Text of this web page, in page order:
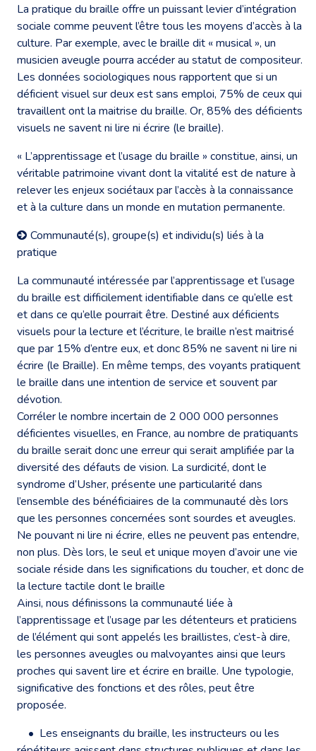
La pratique du braille offre un puissant levier d’intégration
sociale comme peuvent l’être tous les moyens d’accès à la
culture. Par exemple, avec le braille dit « musical », un
musicien aveugle pourra accéder au statut de compositeur.
Les données sociologiques nous rapportent que si un
déficient visuel sur deux est sans emploi, 75% de ceux qui
travaillent ont la maitrise du braille. Or, 85% des déficients
visuels ne savent ni lire ni écrire (le braille).
« L’apprentissage et l’usage du braille » constitue, ainsi, un
véritable patrimoine vivant dont la vitalité est de nature à
relever les enjeux sociétaux par l’accès à la connaissance
et à la culture dans un monde en mutation permanente.
Communauté(s), groupe(s) et individu(s) liés à la
pratique
La communauté intéressée par l’apprentissage et l’usage
du braille est difficilement identifiable dans ce qu’elle est
et dans ce qu’elle pourrait être. Destiné aux déficients
visuels pour la lecture et l’écriture, le braille n’est maitrisé
que par 15% d’entre eux, et donc 85% ne savent ni lire ni
écrire (le Braille). En même temps, des voyants pratiquent
le braille dans une intention de service et souvent par
dévotion.
Corréler le nombre incertain de 2 000 000 personnes
déficientes visuelles, en France, au nombre de pratiquants
du braille serait donc une erreur qui serait amplifiée par la
diversité des défauts de vision. La surdicité, dont le
syndrome d’Usher, présente une particularité dans
l’ensemble des bénéficiaires de la communauté dès lors
que les personnes concernées sont sourdes et aveugles.
Ne pouvant ni lire ni écrire, elles ne peuvent pas entendre,
non plus. Dès lors, le seul et unique moyen d’avoir une vie
sociale réside dans les significations du toucher, et donc de
la lecture tactile dont le braille
Ainsi, nous définissons la communauté liée à
l’apprentissage et l’usage par les détenteurs et praticiens
de l’élément qui sont appelés les braillistes, c’est-à dire,
les personnes aveugles ou malvoyantes ainsi que leurs
proches qui savent lire et écrire en braille. Une typologie,
significative des fonctions et des rôles, peut être
proposée.
• Les enseignants du braille, les instructeurs ou les